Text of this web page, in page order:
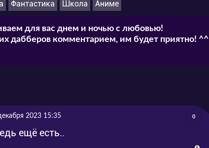
Фантастика Школа Аниме
для вас днем и ночью с любовью!
дабберов комментарием, им будет приятно! ^^
2023 15:35 0
ещё есть..